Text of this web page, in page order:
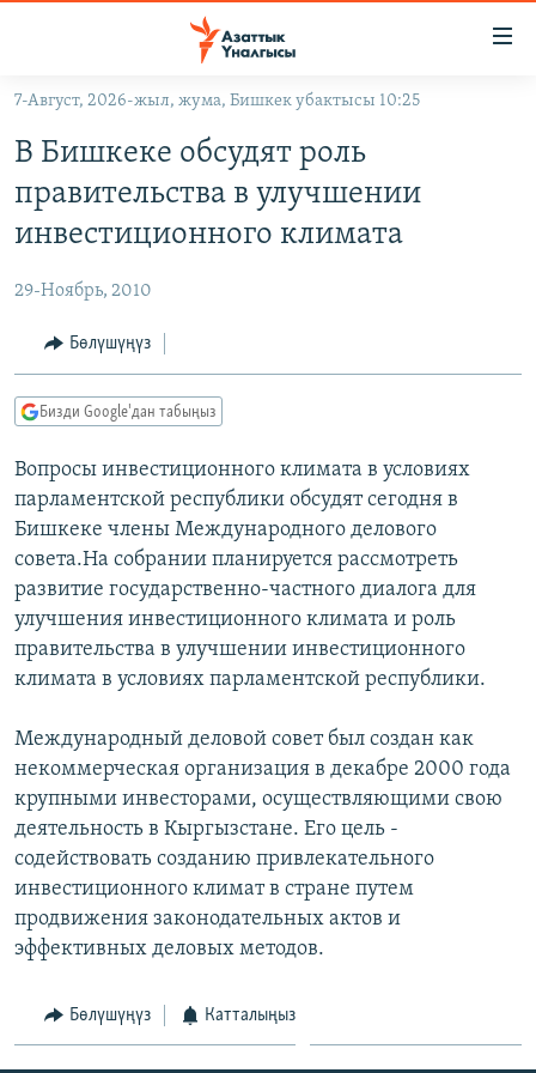
Навигацияга
өтүңүз
салыңыз
ЭКОНОМИКА
МАДАНИЯТ
ДҮЙНӨ
БОРБОР АЗИЯ
АТАЙЫН ИЛИКТӨӨ
ТВ ПРОГРАММАЛАР
ЭКСПЕРТТЕР ТАЛДАЙТ
БИЗ ЖАНА ДҮЙНӨ
ЭЖЕ-СИҢДИЛЕР
ЫҢГАЙСЫЗ СУРООЛОР
ӨЗГӨЧӨ ПИКИР
Русский
ОНЛАЙН ШЕРИНЕ
7-Август, 2026-жыл, жума, Бишкек убактысы 10:25
В Бишкеке обсудят роль
правительства в улучшении
инвестиционного климата
29-Ноябрь, 2010
Бөлүшүңүз
Бизди Google'дан табыңыз
Вопросы инвестиционного климата в условиях
парламентской республики обсудят сегодня в
Бишкеке члены Международного делового
совета.На собрании планируется рассмотреть
развитие государственно-частного диалога для
улучшения инвестиционного климата и роль
правительства в улучшении инвестиционного
климата в условиях парламентской республики.
Международный деловой совет был создан как
некоммерческая организация в декабре 2000 года
крупными инвесторами, осуществляющими свою
деятельность в Кыргызстане. Его цель -
содействовать созданию привлекательного
инвестиционного климат в стране путем
продвижения законодательных актов и
эффективных деловых методов.
Бөлүшүңүз Катталыңыз